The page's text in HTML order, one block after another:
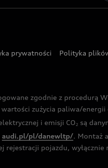
prywatności
Polityka
zgodnie z procedurą
zużycia paliwa/energii
i emisji CO2 są
audi.pl/pl/danewltp/. Montaż
pojazdu, wyłącznie